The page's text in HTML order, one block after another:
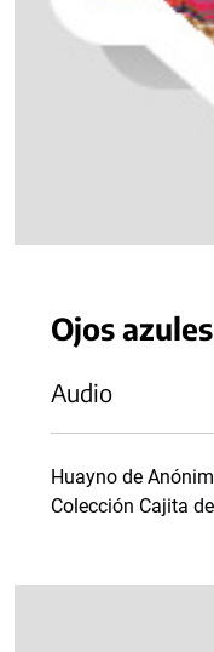
Ojos
Audio
Huayno de
Colección Cajita